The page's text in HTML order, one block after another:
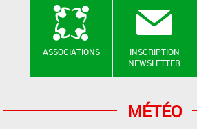
ASSOCIATIONS
INSCRIPTION
NEWSLETTER
MÉTÉO